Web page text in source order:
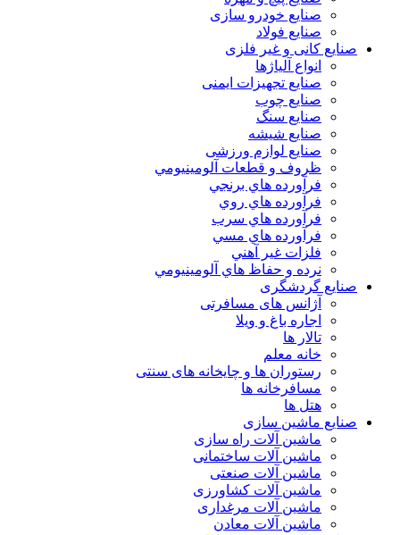
صنایع خودرو سازی
صنایع فولاد
صنایع کانی و غیر فلزی
انواع آلياژها
صنایع تجهیزات ایمنی
صنایع چوب
صنایع سنگ
صنایع شیشه
صنایع لوازم ورزشی
ظروف و قطعات آلومينيومي
فرآورده هاي برنجي
فرآورده هاي روي
فرآورده هاي سرب
فرآورده هاي مسي
فلزات غير آهني
نرده و حفاظ هاي آلومينيومي
صنایع گردشگری
آژانس های مسافرتی
اجاره باغ و ویلا
تالار ها
خانه معلم
رستوران ها و چایخانه های سنتی
مسافرخانه ها
هتل ها
صنایع ماشین سازی
ماشین آلات راه سازی
ماشین آلات ساختمانی
ماشین آلات صنعتی
ماشین آلات کشاورزی
ماشین آلات مرغداری
ماشین آلات معادن